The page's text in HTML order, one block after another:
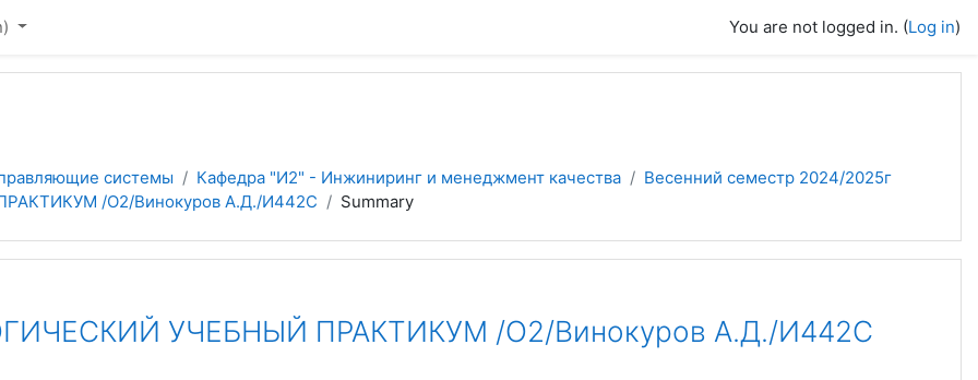
You are not logged in. (Log in)
системы Кафедра "И2" - Инжиниринг и менеджмент качества
Весенний семестр 2024/2025г
/О2/Винокуров А.Д./И442С
Summary
УЧЕБНЫЙ ПРАКТИКУМ /О2/Винокуров А.Д./И442С